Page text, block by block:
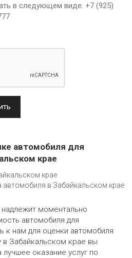
в следующем виде: +7 (925)
автомобиля для
крае
крае
автомобиля в Забайкальском крае
моментально
автомобиля для
к нам для оценки автомобиля
в Забайкальском крае вы
оказание услуг по